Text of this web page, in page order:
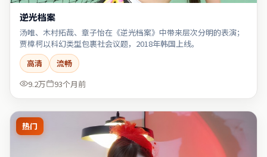
逆光档案
汤唯、木村拓哉、章子怡在《逆光档案》中带来层次分明的表演；
贾樟柯以科幻类型包裹社会议题，2018年韩国上线。
高清
流畅
9.2万
93个月前
热门